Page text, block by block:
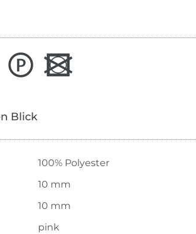
Blick
100% Polyester
10 mm
10 mm
pink